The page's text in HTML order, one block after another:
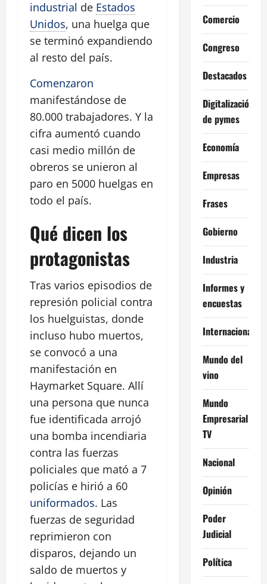
industrial de Estados
Unidos, una huelga que
se terminó expandiendo
al resto del país.
Comenzaron
manifestándose de
80.000 trabajadores. Y la
cifra aumentó cuando
casi medio millón de
obreros se unieron al
paro en 5000 huelgas en
todo el país.
Qué dicen los
protagonistas
Tras varios episodios de
represión policial contra
los huelguistas, donde
incluso hubo muertos,
se convocó a una
manifestación en
Haymarket Square. Allí
una persona que nunca
fue identificada arrojó
una bomba incendiaria
contra las fuerzas
policiales que mató a 7
policías e hirió a 60
uniformados. Las
fuerzas de seguridad
reprimieron con
disparos, dejando un
saldo de muertos y
Comercio
Congreso
Destacados
Digitalización
de pymes
Economía
Empresas
Frases
Gobierno
Industria
Informes y
encuestas
Internacional
Mundo del
vino
Mundo
Empresarial
TV
Nacional
Opinión
Poder
Judicial
Política